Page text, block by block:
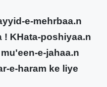
e-mehrbaa.n
! KHata-poshiyaa.n
e-jahaa.n
e-haram ke liye